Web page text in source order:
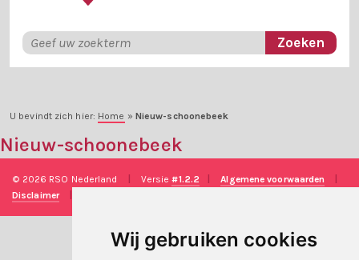
Wij gebruiken cookies
U bevindt zich hier: Home » Nieuw-schoonebeek
Nieuw-schoonebeek
© 2026 RSO Nederland Versie#1.2.2 Algemene voorwaarden
Disclaimer